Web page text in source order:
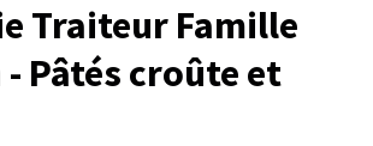
Traiteur Famille
Pâtés croûte et